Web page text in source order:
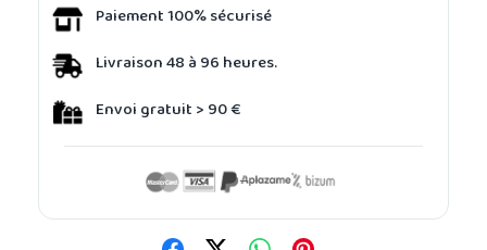
Paiement 100% sécurisé
Livraison 48 à 96 heures.
Envoi gratuit > 90 €